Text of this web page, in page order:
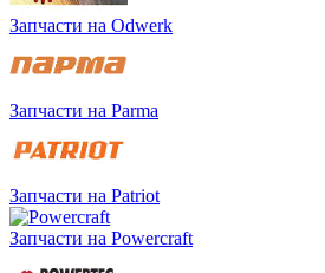
Запчасти на Odwerk
Запчасти на Parma
Запчасти на Patriot
Запчасти на Powercraft